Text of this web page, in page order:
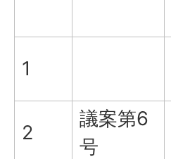
1
2
議案第6
号